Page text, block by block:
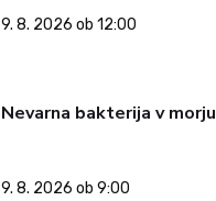
9. 8. 2026 ob 12:00
Nevarna bakterija v morju
9. 8. 2026 ob 9:00